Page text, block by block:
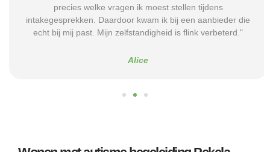
precies welke vragen ik moest stellen tijdens
intakegesprekken. Daardoor kwam ik bij een aanbieder die
echt bij mij past. Mijn zelfstandigheid is flink verbeterd."
Alice